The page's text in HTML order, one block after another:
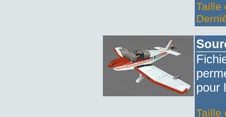
Taille
pour
Taille